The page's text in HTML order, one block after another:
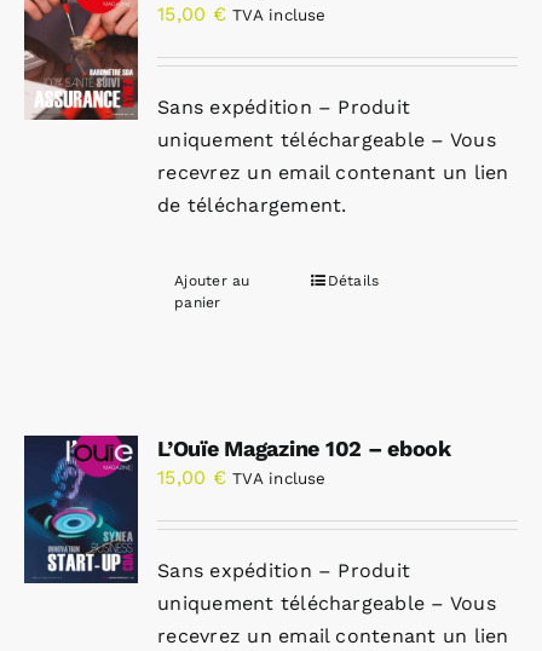
15,00 € TVA incluse
Sans expédition – Produit
uniquement téléchargeable – Vous
recevrez un email contenant un lien
de téléchargement.
Ajouter au
panier
Détails
L’Ouïe Magazine 102 – ebook
15,00 € TVA incluse
Sans expédition – Produit
uniquement téléchargeable – Vous
recevrez un email contenant un lien